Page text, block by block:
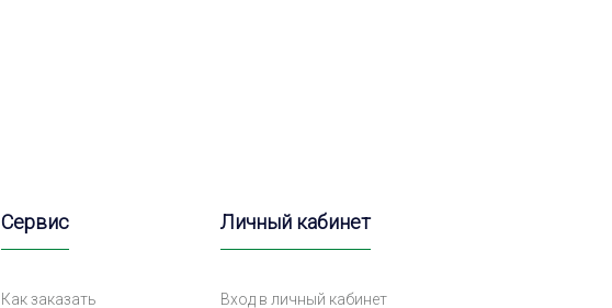
Сервис
Как заказать
Личный кабинет
Вход в личный кабинет